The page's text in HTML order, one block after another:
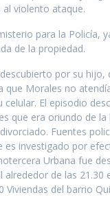
violento ataque.
para la Policía,
de la propiedad.
por su hijo,
que Morales no
celular. El episodio
que era oriundo de la
Fuentes
es investigado por
Urbana fue
alrededor de las 21.30
Viviendas del barrio